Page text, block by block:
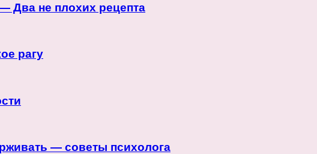
Два не плохих рецепта
рагу
— советы психолога